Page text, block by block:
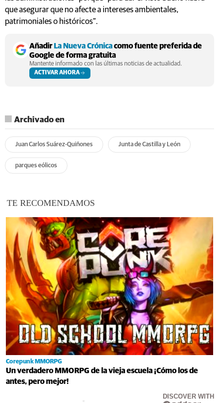
que asegurar que no afecte a intereses ambientales,
patrimoniales o históricos”.
AñadirLa Nueva Crónicacomo fuente preferida de
Google de forma gratuita
Mantente informado con las últimas noticias de actualidad.
ACTIVAR AHORA
Archivado en
Juan Carlos Suárez-Quiñones Junta de Castilla y León
parques eólicos
TE RECOMENDAMOS
Corepunk MMORPG
Un verdadero MMORPG de la vieja escuela ¡Cómo los de
antes, pero mejor!
DISCOVER WITH